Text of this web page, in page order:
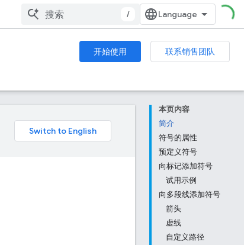
/
开始使用
联系销售团队
本页内容
简介
符号的属性
预定义符号
向标记添加符号
试用示例
向多段线添加符号
箭头
虚线
自定义路径